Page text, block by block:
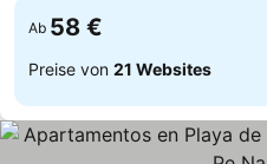
Ab 58 €
Preise von 21 Websites